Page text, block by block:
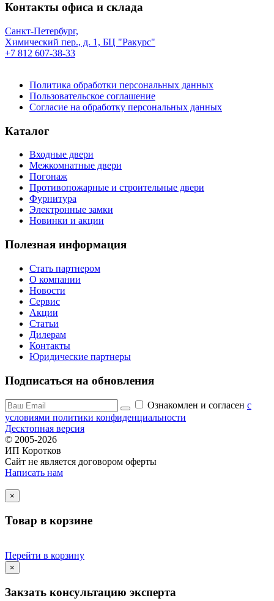
Контакты офиса и склада
Санкт-Петербург,
Химический пер., д. 1, БЦ "Ракурс"
+7 812 607-38-33
Политика обработки персональных данных
Пользовательское соглашение
Согласие на обработку персональных данных
Каталог
Входные двери
Межкомнатные двери
Погонаж
Противопожарные и строительные двери
Фурнитура
Электронные замки
Новинки и акции
Полезная информация
Стать партнером
О компании
Новости
Сервис
Акции
Статьи
Дилерам
Контакты
Юридические партнеры
Подписаться на обновления
Ознакомлен и согласен c
условиями политики конфиденциальности
Десктопная версия
© 2005-2026
ИП Коротков
Сайт не является договором оферты
Написать нам
×
Товар в корзине
Перейти в корзину
×
Закзать консультацию эксперта